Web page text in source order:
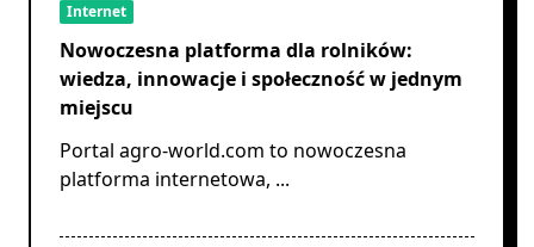
Internet
Nowoczesna platforma dla rolników:
wiedza, innowacje i społeczność w jednym
miejscu
Portal agro-world.com to nowoczesna
platforma internetowa, ...